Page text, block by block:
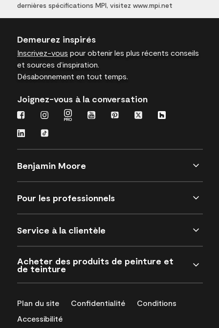
dernières spécifications MPI, visitez www.mpi.net
Demeurez inspirés
Inscrivez-vous pour obtenir les plus récents conseils
et sources d’inspiration.
Désabonnement en tout temps.
Joignez-vous à la conversation
Benjamin Moore
Pour les professionnels
Service à la clientèle
Acheter des produits de peinture et
de teinture
Plan du site Confidentialité
Conditions
Accessibilité